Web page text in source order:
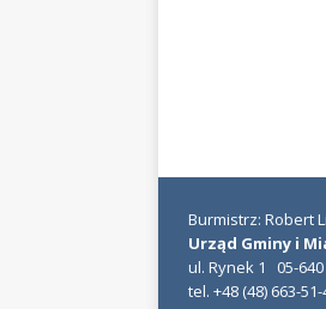
Burmistrz: Robert
Urząd Gminy i
ul. Rynek 1 05-
tel. +48 (48) 663-